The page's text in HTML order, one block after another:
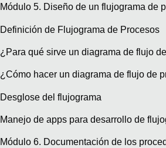
Módulo 5. Diseño de un flujograma de
Definición de Flujograma de Procesos
¿Para qué sirve un diagrama de flujo
¿Cómo hacer un diagrama de flujo de
Desglose del flujograma
Manejo de apps para desarrollo de
Módulo 6. Documentación de los